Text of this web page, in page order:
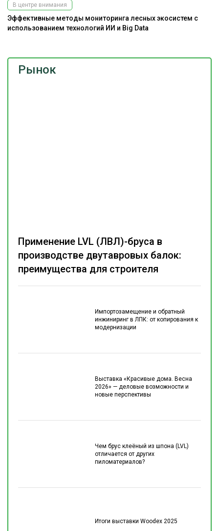
Рынок
Импортозамещение и обратный
инжиниринг в ЛПК: от копирования к
модернизации
Выставка «Красивые дома. Весна
2026» — деловые возможности и
новые перспективы
Чем брус клеёный из шпона (LVL)
отличается от других
пиломатериалов?
Итоги выставки Woodex 2025
Применение LVL (ЛВЛ)-бруса в
производстве двутавровых балок:
преимущества для строителя
В центре внимания
Эффективные методы мониторинга лесных экосистем с
использованием технологий ИИ и Big Data